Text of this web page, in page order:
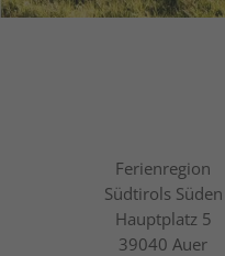
Ferienregion
Südtirols Süden
Hauptplatz 5
39040 Auer